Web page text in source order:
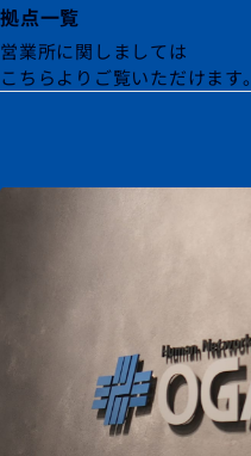
拠点一覧
営業所に関しましては
こちらよりご覧いただけます。